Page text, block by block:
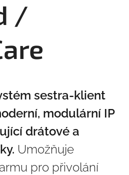
/
sestra-klient
modulární IP
drátové a
Umožňuje
pro přivolání